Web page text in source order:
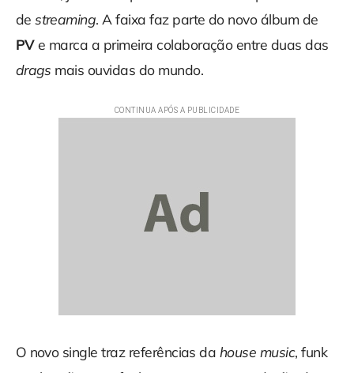
destreaming. A faixa faz parte do novo álbum de
PVe marca a primeira colaboração entre duas das
drags mais ouvidas do mundo.
O novo single traz referências da house music, funk